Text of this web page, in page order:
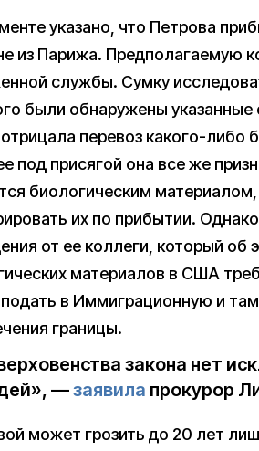
указано, что Петрова
из Парижа. Предполагаемую
службы. Сумку
были обнаружены
перевоз какого-либо
под присягой она все же
биологическим
их по прибытии.
от ее коллеги, который об
материалов в США
в Иммиграционную и
границы.
закона нет
—заявила прокурор
может грозить до 20 лет